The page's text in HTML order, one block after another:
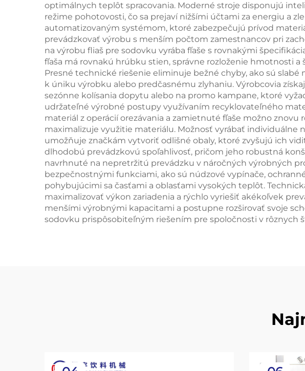
optimálnych teplôt spracovania. Moderné stroje disponujú
režime pohotovosti, čo sa prejaví nižšími účtami za energiu a
automatizovaným systémom, ktoré zabezpečujú prívod
prevádzkovať výrobu s menším počtom zamestnancov pri
na výrobu fliaš pre sodovku vyrába fľaše s rovnakými
fľaša má rovnakú hrúbku stien, správne rozloženie hmotnosti
Presné technické riešenie eliminuje bežné chyby, ako sú
k úniku výrobku alebo predčasnému zlyhaniu. Výrobcovia
sezónne kolísania dopytu alebo na promo kampane, ktoré
udržateľné výrobné postupy využívaním recyklovateľného
materiál z operácií orezávania a zamietnuté fľaše možno
maximalizuje využitie materiálu. Možnosť vyrábať
umožňuje značkám vytvoriť odlišné obaly, ktoré zvyšujú ich
dlhodobú prevádzkovú spoľahlivosť, pričom jeho robustná
navrhnuté na nepretržitú prevádzku v náročných výrobných
bezpečnostnými funkciami, ako sú núdzové vypínače,
pohybujúcimi sa časťami a oblasťami vysokých teplôt.
maximalizovať výkon zariadenia a rýchlo vyriešiť akékoľvek
menšími výrobnými kapacitami a postupne rozširovať svoje
sodovku prispôsobiteľným riešením pre spoločnosti v rôznych